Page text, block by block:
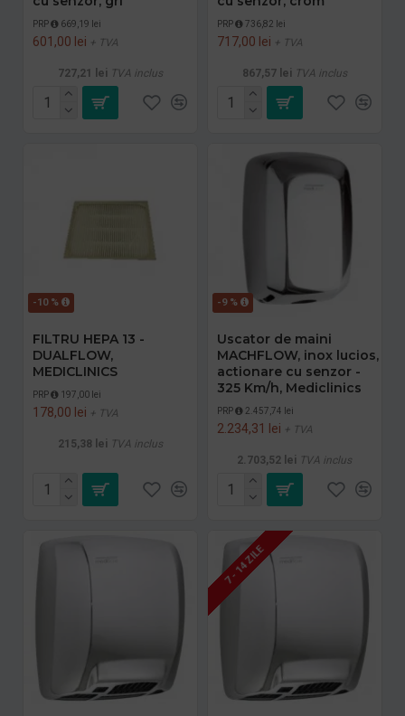
PRP 669,19 lei
601,00 lei + TVA
727,21 lei TVA inclus
PRP 736,82 lei
717,00 lei + TVA
867,57 lei TVA inclus
-10 %
FILTRU HEPA 13 -
DUALFLOW,
MEDICLINICS
PRP 197,00 lei
178,00 lei + TVA
215,38 lei TVA inclus
-9 %
Uscator de maini
MACHFLOW, inox lucios,
actionare cu senzor -
325 Km/h, Mediclinics
PRP 2.457,74 lei
2.234,31 lei + TVA
2.703,52 lei TVA inclus
7 - 14 ZILE